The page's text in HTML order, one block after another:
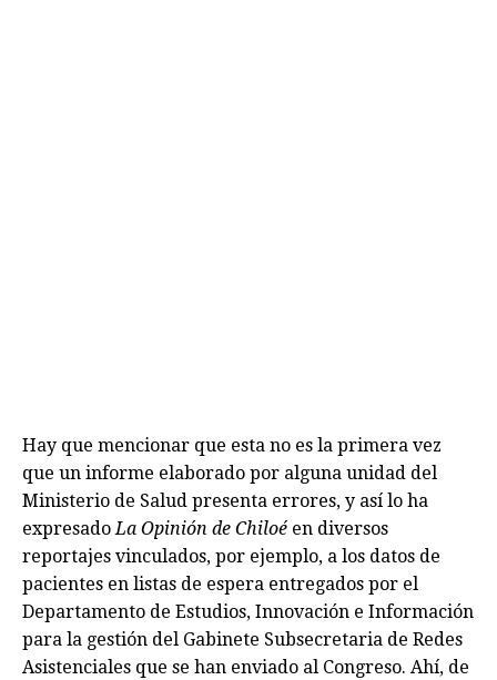
Hay que mencionar que esta no es la primera vez
que un informe elaborado por alguna unidad del
Ministerio de Salud presenta errores, y así lo ha
expresadoLa Opinión de Chiloé en diversos
reportajes vinculados, por ejemplo, a los datos de
pacientes en listas de espera entregados por el
Departamento de Estudios, Innovación e Información
para la gestión del Gabinete Subsecretaria de Redes
Asistenciales que se han enviado al Congreso. Ahí, de